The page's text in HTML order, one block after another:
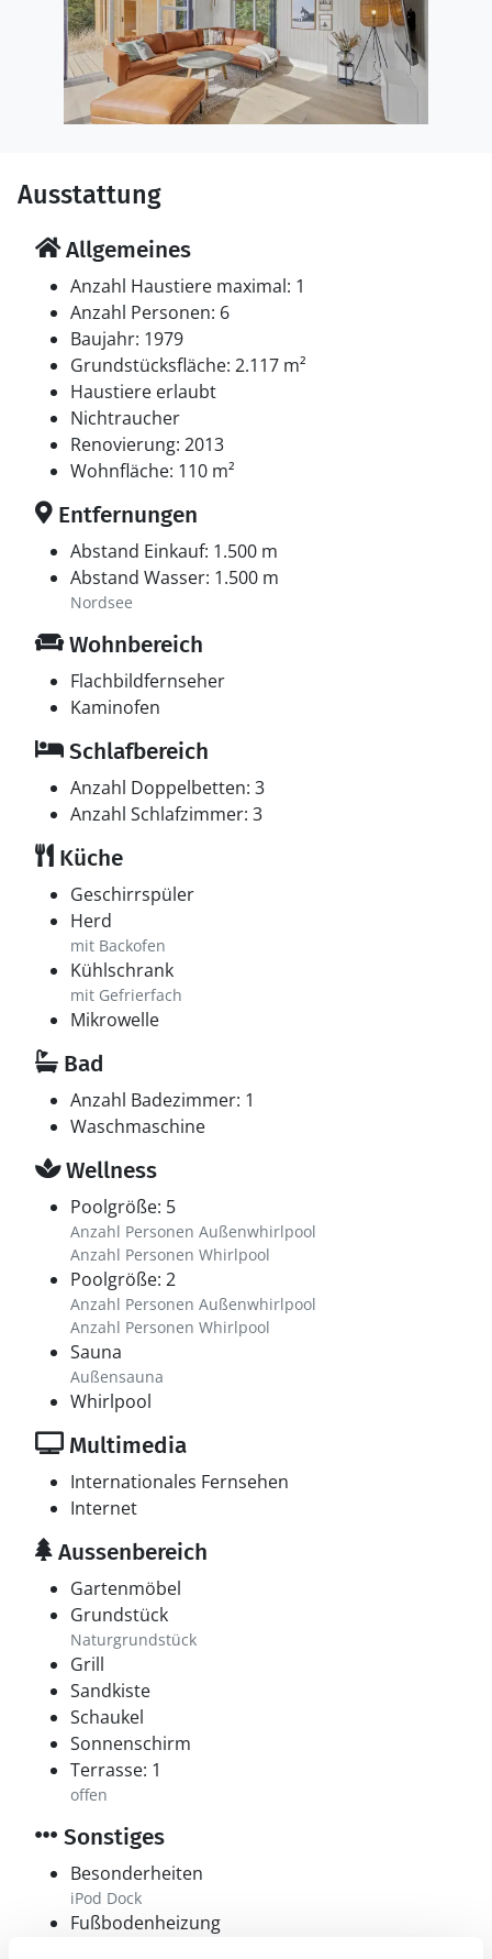
Ausstattung
Allgemeines
Anzahl Haustiere maximal: 1
Anzahl Personen: 6
Baujahr: 1979
Grundstücksfläche: 2.117 m²
Haustiere erlaubt
Nichtraucher
Renovierung: 2013
Wohnfläche: 110 m²
Entfernungen
Abstand Einkauf: 1.500 m
Abstand Wasser: 1.500 m
Nordsee
Wohnbereich
Flachbildfernseher
Kaminofen
Schlafbereich
Anzahl Doppelbetten: 3
Anzahl Schlafzimmer: 3
Küche
Geschirrspüler
Herd
mit Backofen
Kühlschrank
mit Gefrierfach
Mikrowelle
Bad
Anzahl Badezimmer: 1
Waschmaschine
Wellness
Poolgröße: 5
Anzahl Personen Außenwhirlpool
Anzahl Personen Whirlpool
Poolgröße: 2
Anzahl Personen Außenwhirlpool
Anzahl Personen Whirlpool
Sauna
Außensauna
Whirlpool
Multimedia
Internationales Fernsehen
Internet
Aussenbereich
Gartenmöbel
Grundstück
Naturgrundstück
Grill
Sandkiste
Schaukel
Sonnenschirm
Terrasse: 1
offen
Sonstiges
Besonderheiten
iPod Dock
Fußbodenheizung